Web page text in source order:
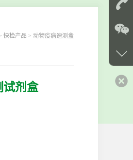
快检产品 > 动物疫病速测盒
试剂盒